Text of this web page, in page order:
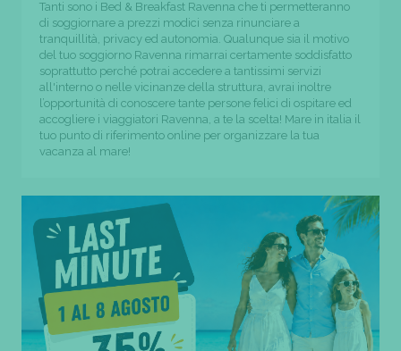
Tanti sono i Bed & Breakfast Ravenna che ti permetteranno
di soggiornare a prezzi modici senza rinunciare a
tranquillità, privacy ed autonomia. Qualunque sia il motivo
del tuo soggiorno Ravenna rimarrai certamente soddisfatto
soprattutto perché potrai accedere a tantissimi servizi
all'interno o nelle vicinanze della struttura, avrai inoltre
l’opportunità di conoscere tante persone felici di ospitare ed
accogliere i viaggiatori Ravenna, a te la scelta! Mare in italia il
tuo punto di riferimento online per organizzare la tua
vacanza al mare!